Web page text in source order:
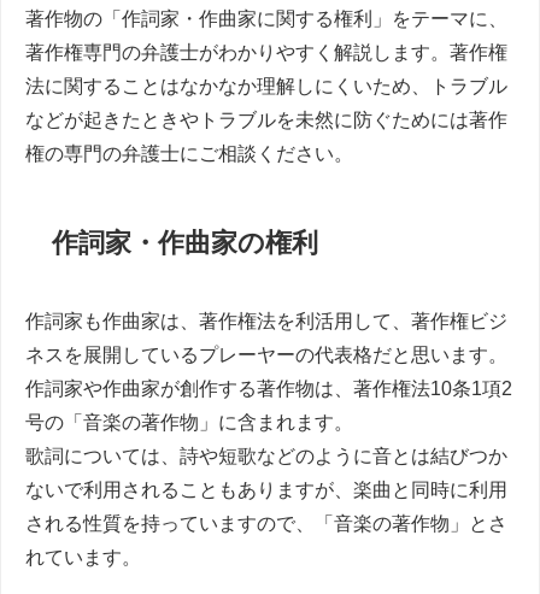
著作物の「作詞家・作曲家に関する権利」をテーマに、
著作権専門の弁護士がわかりやすく解説します。著作権
法に関することはなかなか理解しにくいため、トラブル
などが起きたときやトラブルを未然に防ぐためには著作
権の専門の弁護士にご相談ください。
作詞家・作曲家の権利
作詞家も作曲家は、著作権法を利活用して、著作権ビジ
ネスを展開しているプレーヤーの代表格だと思います。
作詞家や作曲家が創作する著作物は、著作権法10条1項2
号の「 音楽の著作物」に含まれます。
歌詞については、詩や短歌などのように音とは結びつか
ないで利用されることもありますが、楽曲と同時に利用
される性質を持っていますので、「音楽の著作物」とさ
れています。